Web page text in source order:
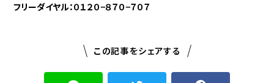
フリーダイヤル：０１２０−８７０−７０７
この記事をシェアする